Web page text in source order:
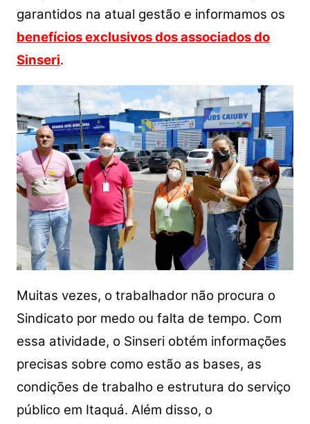
garantidos na atual gestão e informamos os
benefícios exclusivos dos associados do
Sinseri.
Muitas vezes, o trabalhador não procura o
Sindicato por medo ou falta de tempo. Com
essa atividade, o Sinseri obtém informações
precisas sobre como estão as bases, as
condições de trabalho e estrutura do serviço
público em Itaquá. Além disso, o